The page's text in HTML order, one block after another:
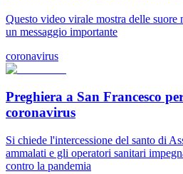
Questo video virale mostra delle suore
un messaggio importante
coronavirus
Preghiera a San Francesco
coronavirus
Si chiede l'intercessione del santo di
ammalati e gli operatori sanitari
contro la pandemia